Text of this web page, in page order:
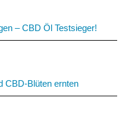
– CBD Öl Testsieger!
CBD-Blüten ernten